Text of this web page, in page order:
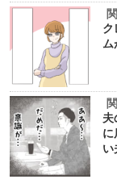
ク
夫